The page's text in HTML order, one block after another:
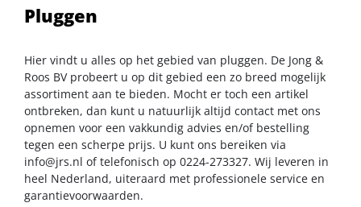
Pluggen
Hier vindt u alles op het gebied van pluggen. De Jong &
Roos BV probeert u op dit gebied een zo breed mogelijk
assortiment aan te bieden. Mocht er toch een artikel
ontbreken, dan kunt u natuurlijk altijd contact met ons
opnemen voor een vakkundig advies en/of bestelling
tegen een scherpe prijs. U kunt ons bereiken via
info@jrs.nl of telefonisch op 0224-273327. Wij leveren in
heel Nederland, uiteraard met professionele service en
garantievoorwaarden.